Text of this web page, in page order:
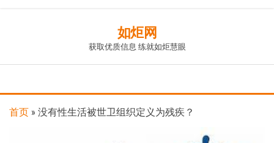
content
如炬网
获取优质信息 练就如炬慧眼
首页 » 没有性生活被世卫组织定义为残疾？